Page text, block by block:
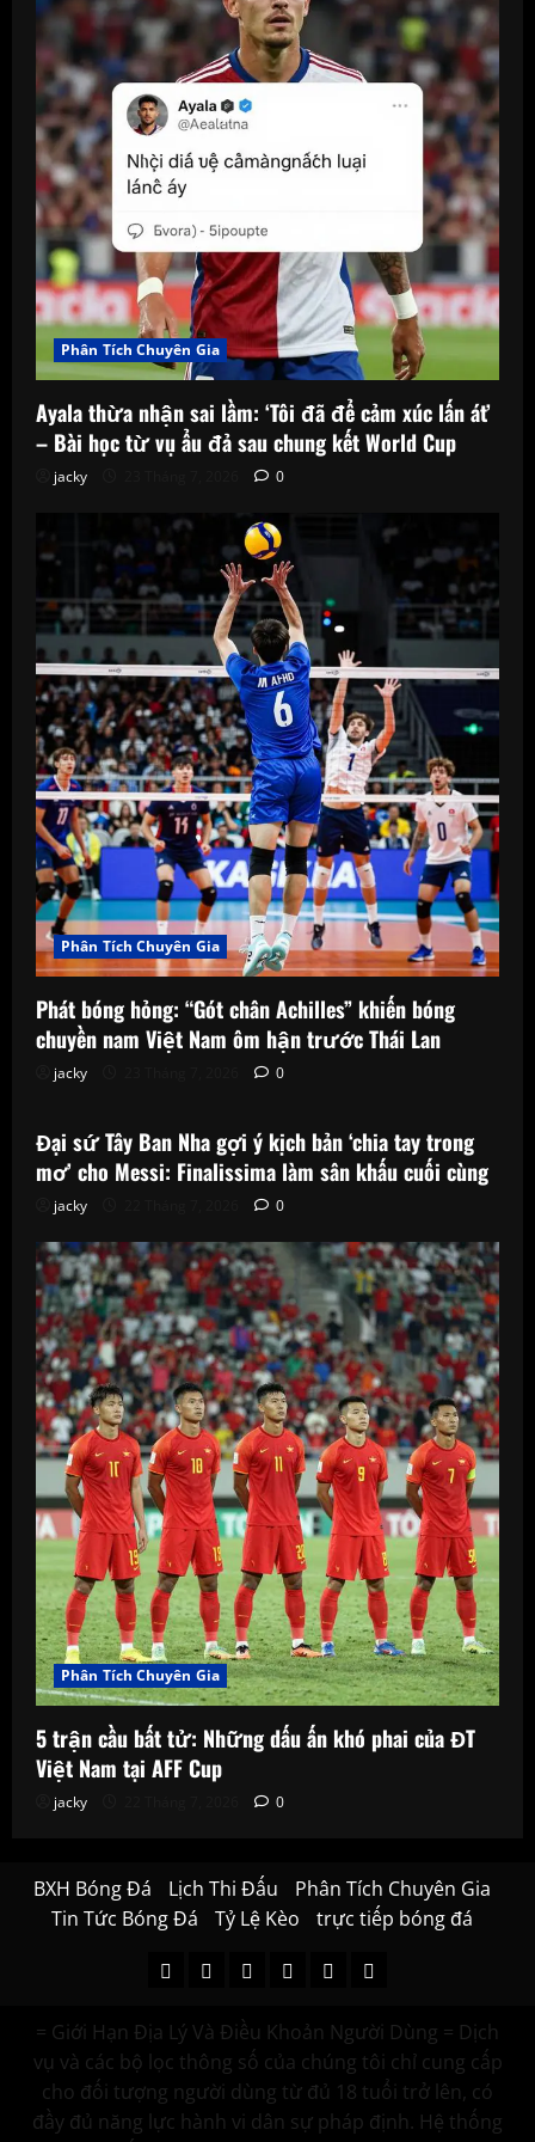
Nam,
Phân Tích Chuyên Gia
Ayala thừa nhận sai lầm: ‘Tôi đã để cảm xúc lấn át’
– Bài học từ vụ ẩu đả sau chung kết World Cup
jacky 0
Phân Tích Chuyên Gia
Phát bóng hỏng: “Gót chân Achilles” khiến bóng
chuyền nam Việt Nam ôm hận trước Thái Lan
jacky 0
Phân Tích Chuyên Gia
Đại sứ Tây Ban Nha gợi ý kịch bản ‘chia tay trong
mơ’ cho Messi: Finalissima làm sân khấu cuối cùng
jacky 0
Phân Tích Chuyên Gia
5 trận cầu bất tử: Những dấu ấn khó phai của ĐT
Việt Nam tại AFF Cup
jacky 0
BXH Bóng Đá Lịch Thi Đấu
Phân Tích Chuyên Gia
Tin Tức Bóng Đá
Tỷ Lệ Kèo trực tiếp bóng đá
BXH
Đá
Lịch
Đấu
Phân
Chuyên
Gia
Tin
Bóng
Đá
Tỷ
Kèo
trực
bóng
đá
= Giới Hạn Địa Lý Và Điều Khoản Người Dùng = Dịch
vụ và các bộ lọc thông số của chúng tôi chỉ cung cấp
cho đối tượng người dùng từ đủ 18 tuổi trở lên, có
đầy đủ năng lực hành vi dân sự pháp định. Hệ thống